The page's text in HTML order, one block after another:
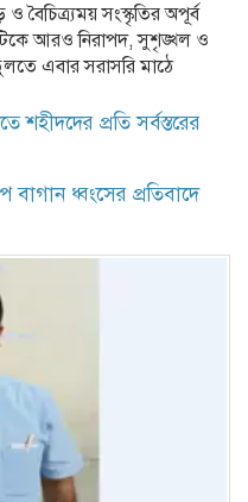
বৈচিত্র্যময় সংস্কৃতির অপূর্ব
আরও নিরাপদ, সুশৃঙ্খল ও
এবার সরাসরি মাঠে
শহীদদের প্রতি সর্বস্তরের
বাগান ধ্বংসের প্রতিবাদে